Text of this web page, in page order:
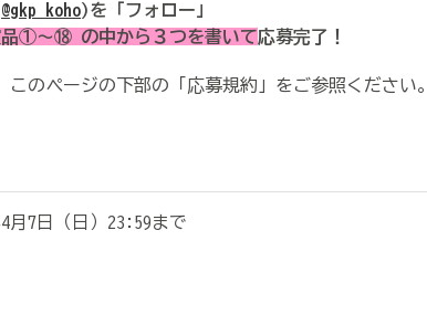
@gkp_koho)を「フォロー」
品①～⑱ の中から３つを書いて応募完了！
のページの下部の「応募規約」をご参照ください。
月7日（日）23:59まで